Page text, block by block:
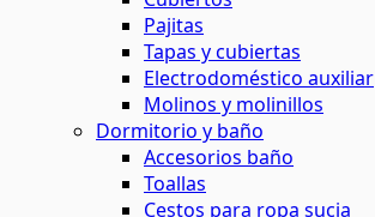
Pajitas
Tapas y cubiertas
Electrodoméstico auxiliar
Molinos y molinillos
Dormitorio y baño
Accesorios baño
Toallas
Cestos para ropa sucia